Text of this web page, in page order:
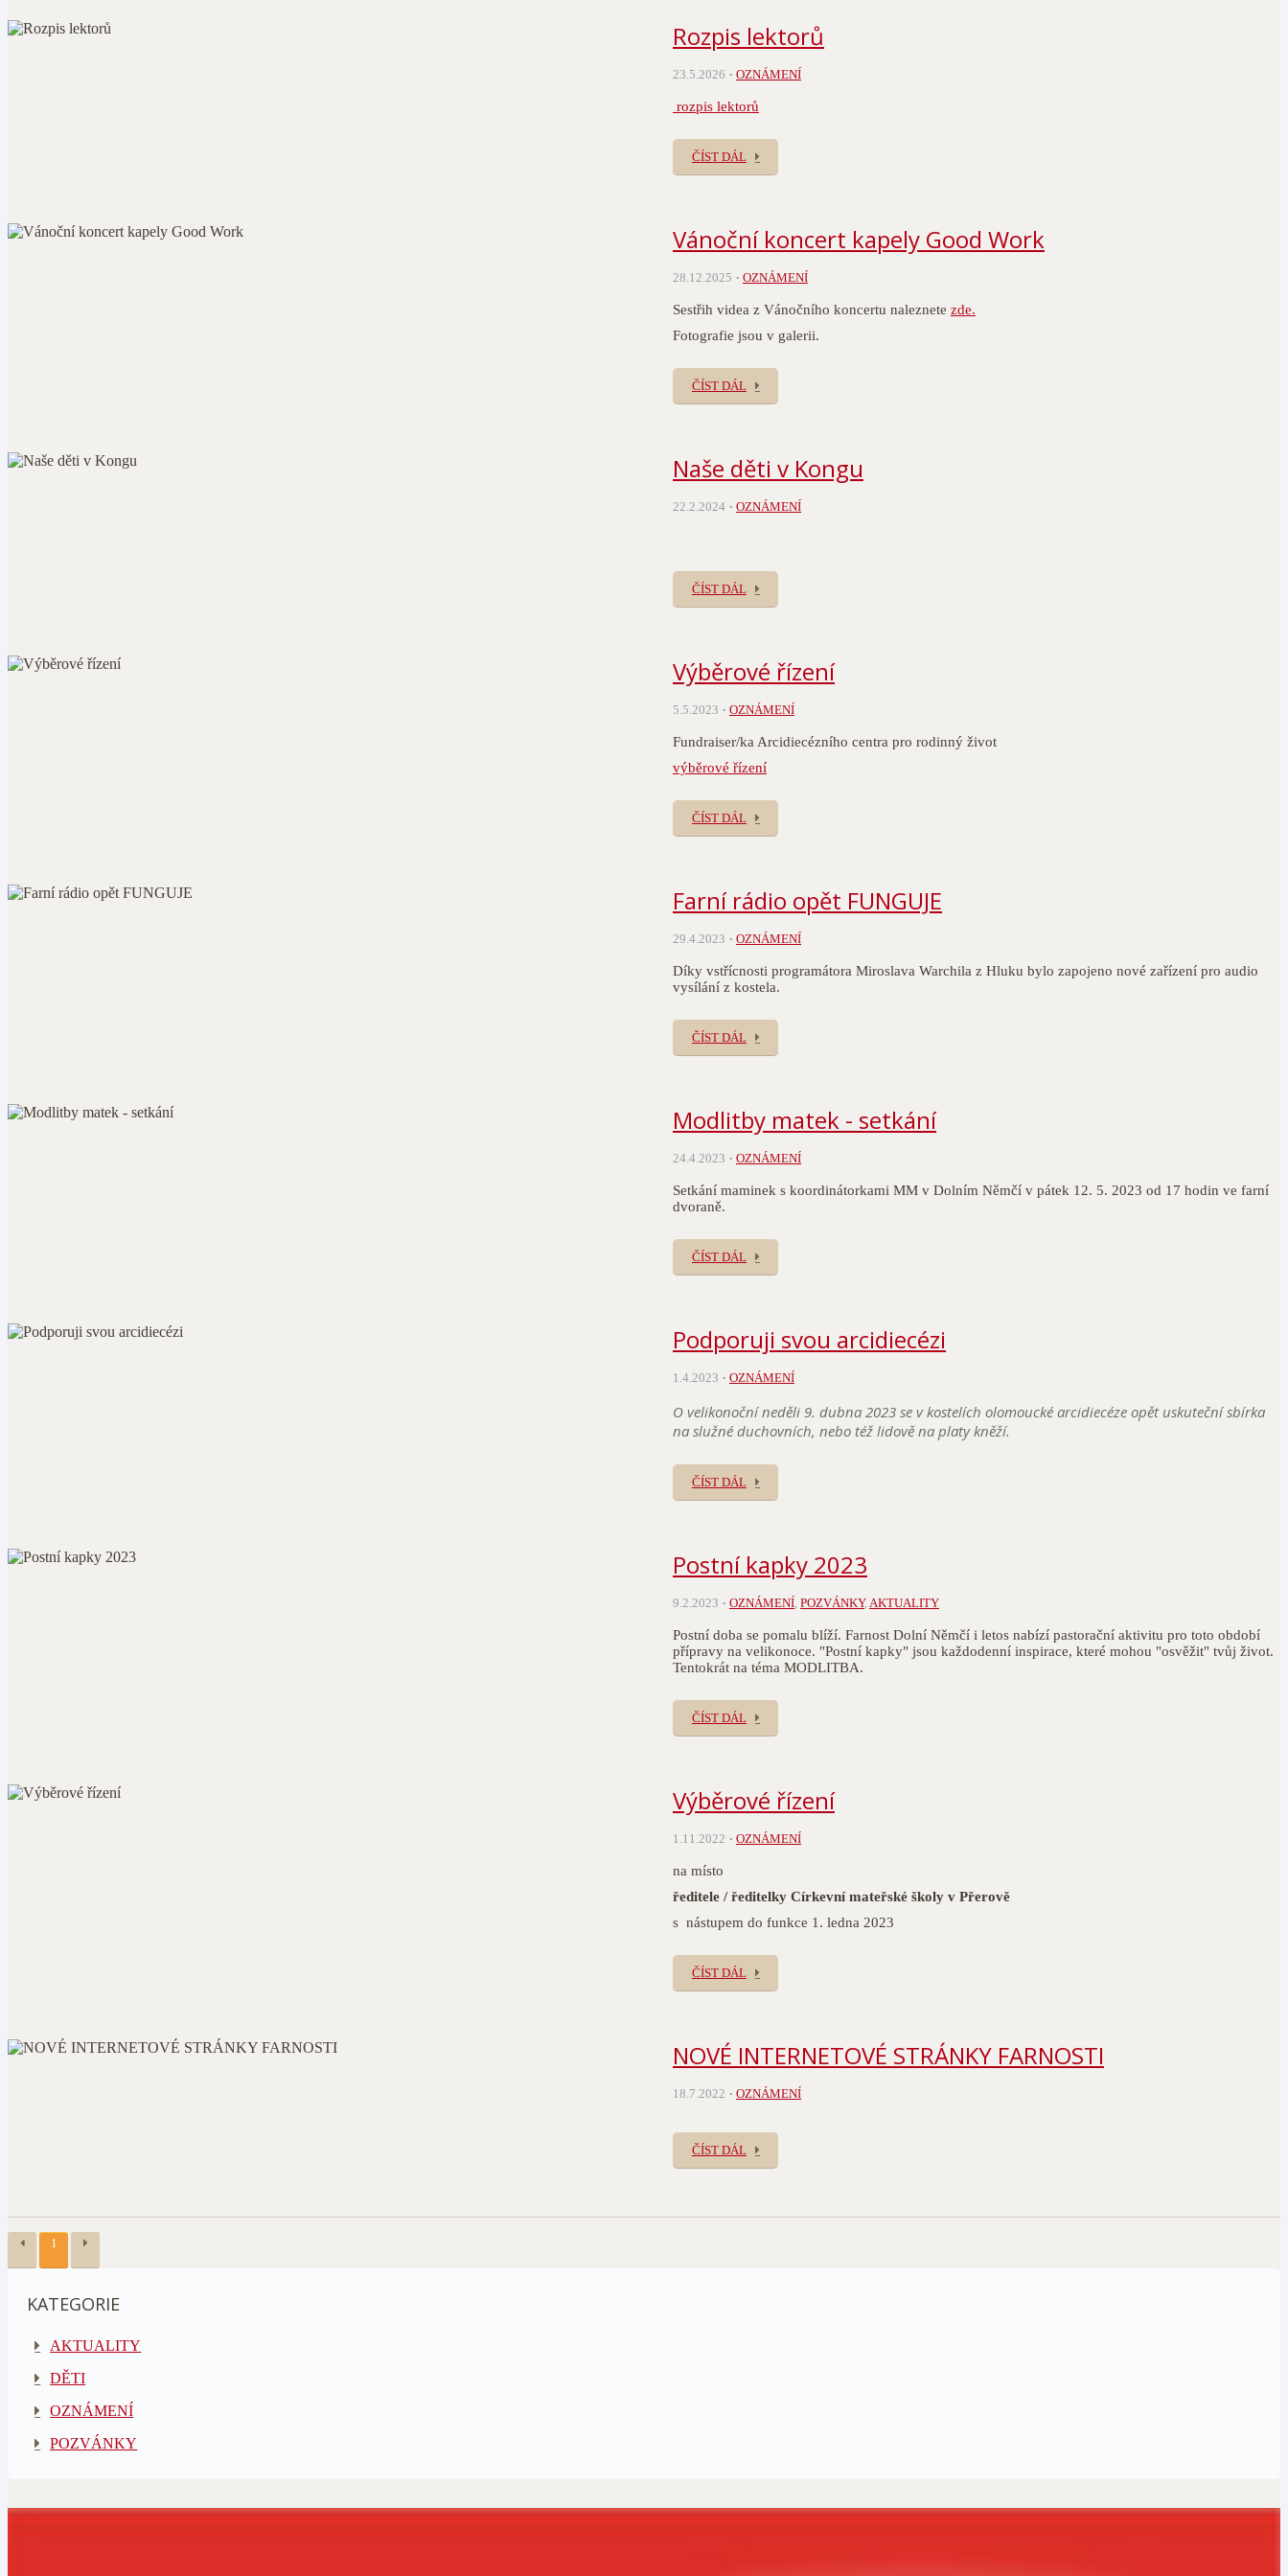
Rozpis lektorů
23.5.2026 OZNÁMENÍ
rozpis lektorů
ČÍST DÁL
Vánoční koncert kapely Good Work
28.12.2025 OZNÁMENÍ
Sestřih videa z Vánočního koncertu naleznete zde.
Fotografie jsou v galerii.
ČÍST DÁL
Naše děti v Kongu
22.2.2024 OZNÁMENÍ
ČÍST DÁL
Výběrové řízení
5.5.2023 OZNÁMENÍ
Fundraiser/ka Arcidiecézního centra pro rodinný život
výběrové řízení
ČÍST DÁL
Farní rádio opět FUNGUJE
29.4.2023 OZNÁMENÍ
Díky vstřícnosti programátora Miroslava Warchila z Hluku bylo zapojeno nové zařízení pro audio
vysílání z kostela.
ČÍST DÁL
Modlitby matek - setkání
24.4.2023 OZNÁMENÍ
Setkání maminek s koordinátorkami MM v Dolním Němčí v pátek 12. 5. 2023 od 17 hodin ve farní
dvoraně.
ČÍST DÁL
Podporuji svou arcidiecézi
1.4.2023 OZNÁMENÍ
O velikonoční neděli 9. dubna 2023 se v kostelích olomoucké arcidiecéze opět uskuteční sbírka
na služné duchovních, nebo též lidově na platy kněží.
ČÍST DÁL
Postní kapky 2023
9.2.2023 OZNÁMENÍ, POZVÁNKY,AKTUALITY
Postní doba se pomalu blíží. Farnost Dolní Němčí i letos nabízí pastorační aktivitu pro toto období
přípravy na velikonoce. "Postní kapky" jsou každodenní inspirace, které mohou "osvěžit" tvůj život.
Tentokrát na téma MODLITBA.
ČÍST DÁL
Výběrové řízení
1.11.2022 OZNÁMENÍ
na místo
ředitele / ředitelky Církevní mateřské školy v Přerově
s nástupem do funkce 1. ledna 2023
ČÍST DÁL
NOVÉ INTERNETOVÉ STRÁNKY FARNOSTI
18.7.2022 OZNÁMENÍ
ČÍST DÁL
1
KATEGORIE
AKTUALITY
DĚTI
OZNÁMENÍ
POZVÁNKY